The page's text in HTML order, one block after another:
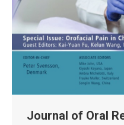
Journal of Oral